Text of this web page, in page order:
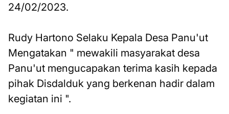
24/02/2023.
Rudy Hartono Selaku Kepala Desa Panu'ut
Mengatakan " mewakili masyarakat desa
Panu'ut mengucapakan terima kasih kepada
pihak Disdalduk yang berkenan hadir dalam
kegiatan ini ".